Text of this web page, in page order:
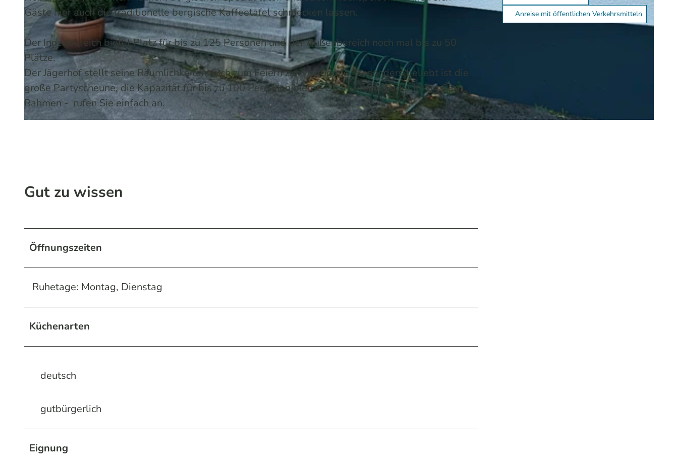
Gäste hier auch die traditionelle bergische Kaffeetafel schmecken lassen.
Der Innenbereich bietet Platz für bis zu 125 Personen und der Außenbereich noch mal bis zu 50
Plätze.
Der Jägerhof stellt seine Räumlichkeiten auch zum Feiern zur Verfügung. Besonders beliebt ist die
große Partyscheune, die Kapazität für bis zu 100 Personen bietet. Ob im kleinen oder im großen
Rahmen - rufen Sie einfach an.
Gut zu wissen
Öffnungszeiten
Ruhetage: Montag, Dienstag
Küchenarten
deutsch
gutbürgerlich
Eignung
Anreise mit öffentlichen Verkehrsmitteln